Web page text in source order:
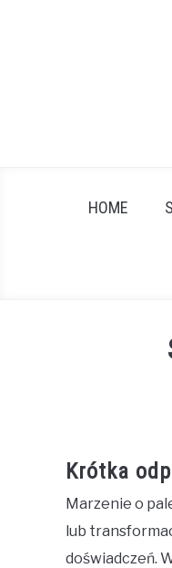
HOME
Krótka
Marzenie o
lub
doświadczeń.